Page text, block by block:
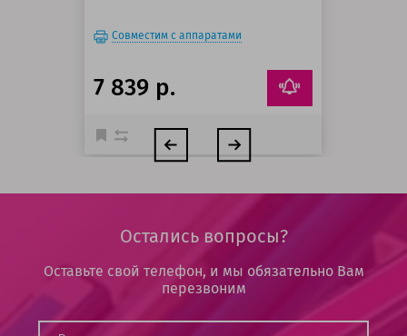
Совместим с аппаратами
7 839 р.
Остались вопросы?
Оставьте свой телефон, и мы обязательно Вам
перезвоним